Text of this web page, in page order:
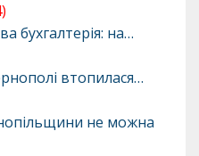
бухгалтерія: на…
втопилася…
не можна